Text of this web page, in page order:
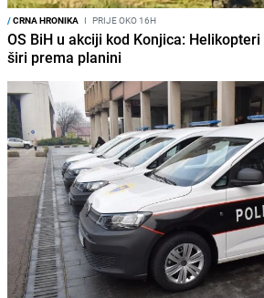
/CRNA HRONIKA I PRIJE OKO 16H
OS BiH u akciji kod Konjica:
širi prema planini